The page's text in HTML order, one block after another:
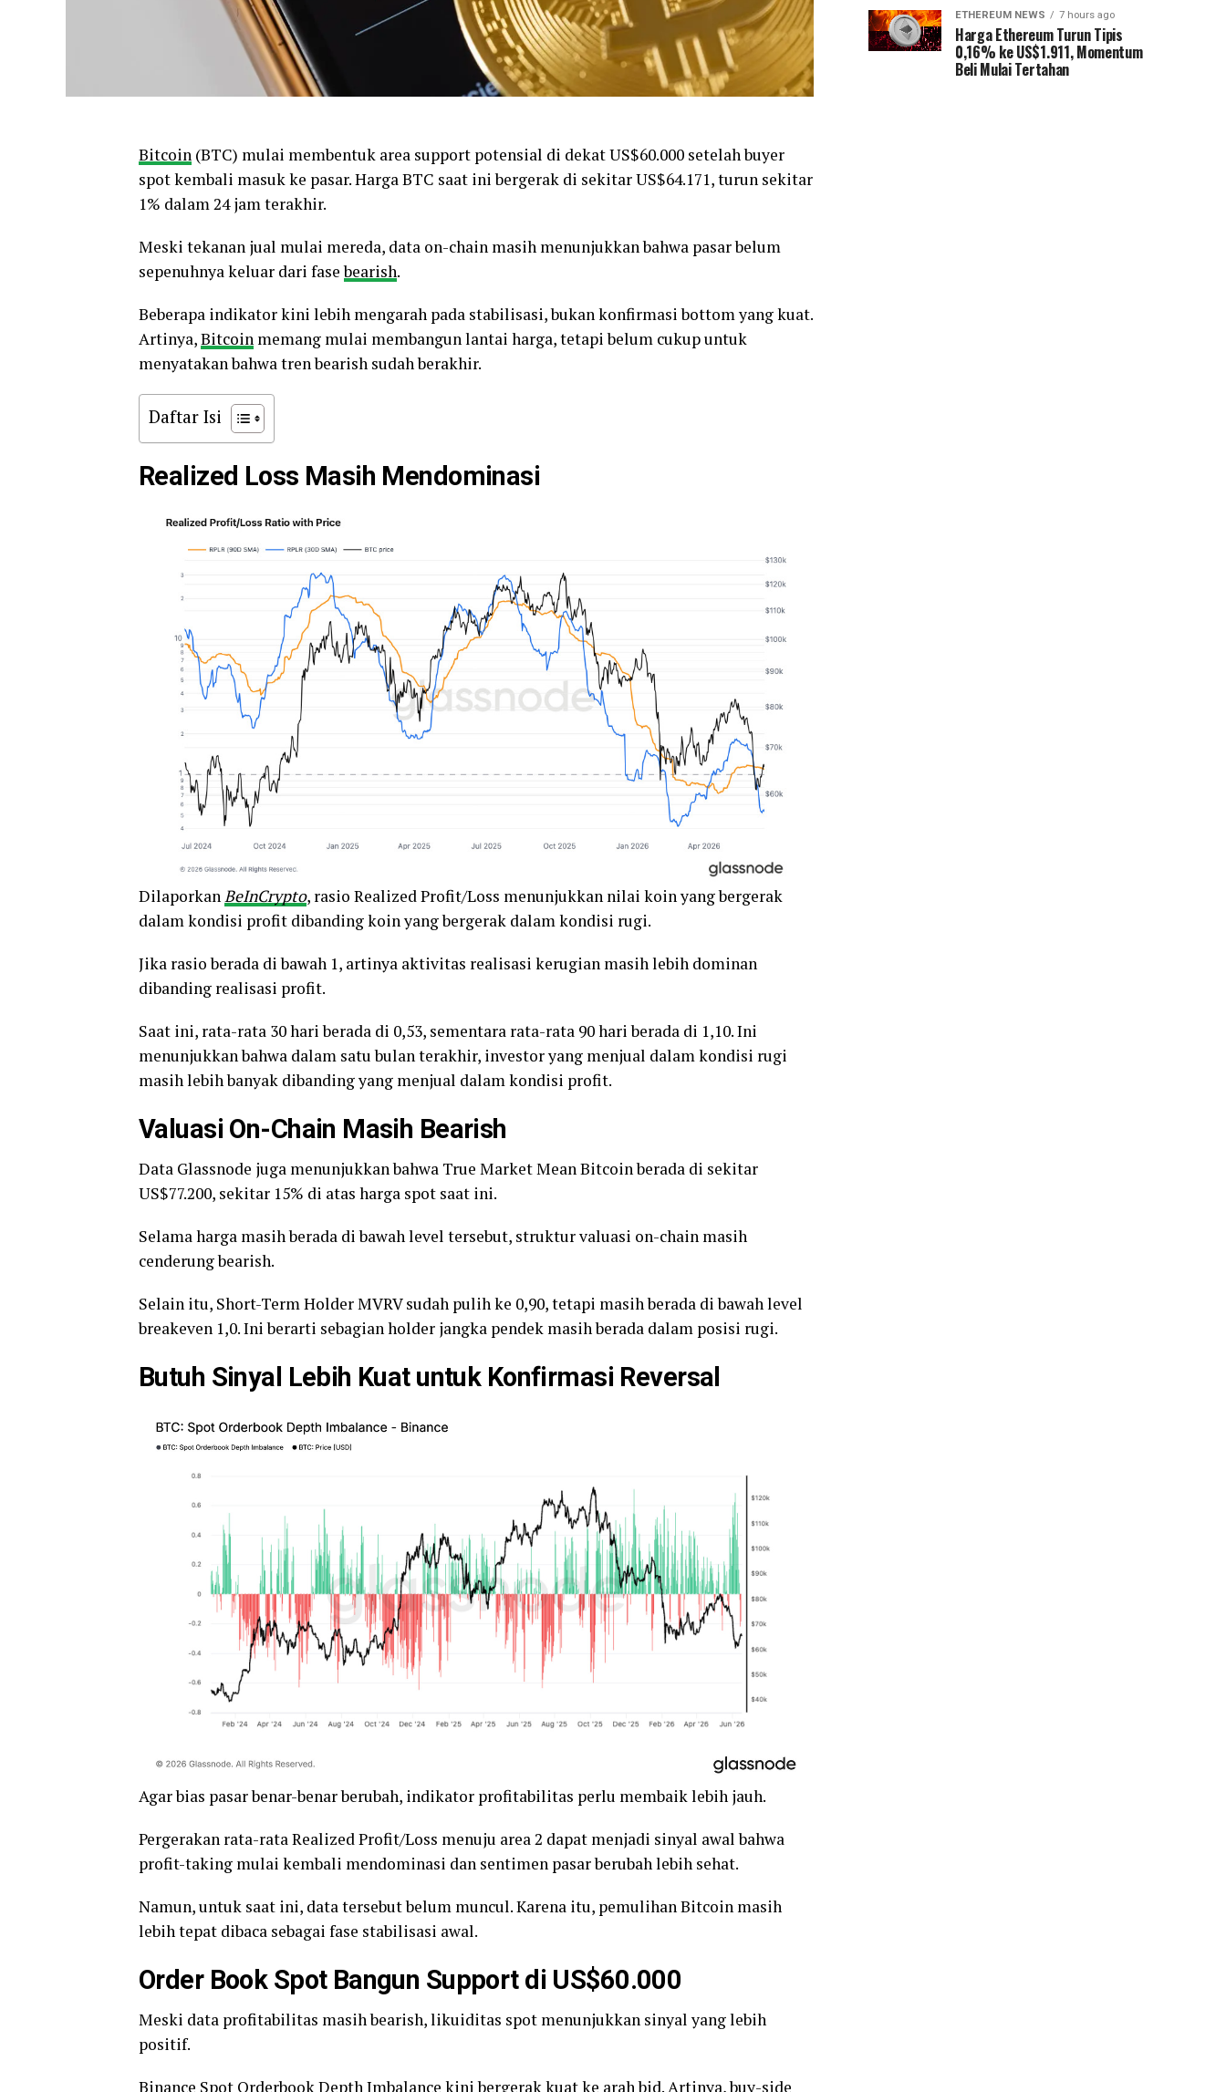
Bitcoin (BTC) mulai membentuk area support potensial di dekat US$60.000 setelah buyer
spot kembali masuk ke pasar. Harga BTC saat ini bergerak di sekitar US$64.171, turun sekitar
1% dalam 24 jam terakhir.
Meski tekanan jual mulai mereda, data on-chain masih menunjukkan bahwa pasar belum
sepenuhnya keluar dari fasebearish.
Beberapa indikator kini lebih mengarah pada stabilisasi, bukan konfirmasi bottom yang kuat.
Artinya,Bitcoin memang mulai membangun lantai harga, tetapi belum cukup untuk
menyatakan bahwa tren bearish sudah berakhir.
Daftar Isi
Realized Loss Masih Mendominasi
DilaporkanBeInCrypto, rasio Realized Profit/Loss menunjukkan nilai koin yang bergerak
dalam kondisi profit dibanding koin yang bergerak dalam kondisi rugi.
Jika rasio berada di bawah 1, artinya aktivitas realisasi kerugian masih lebih dominan
dibanding realisasi profit.
Saat ini, rata-rata 30 hari berada di 0,53, sementara rata-rata 90 hari berada di 1,10. Ini
menunjukkan bahwa dalam satu bulan terakhir, investor yang menjual dalam kondisi rugi
masih lebih banyak dibanding yang menjual dalam kondisi profit.
Valuasi On-Chain Masih Bearish
Data Glassnode juga menunjukkan bahwa True Market Mean Bitcoin berada di sekitar
US$77.200, sekitar 15% di atas harga spot saat ini.
Selama harga masih berada di bawah level tersebut, struktur valuasi on-chain masih
cenderung bearish.
Selain itu, Short-Term Holder MVRV sudah pulih ke 0,90, tetapi masih berada di bawah level
breakeven 1,0. Ini berarti sebagian holder jangka pendek masih berada dalam posisi rugi.
Butuh Sinyal Lebih Kuat untuk Konfirmasi Reversal
Agar bias pasar benar-benar berubah, indikator profitabilitas perlu membaik lebih jauh.
Pergerakan rata-rata Realized Profit/Loss menuju area 2 dapat menjadi sinyal awal bahwa
profit-taking mulai kembali mendominasi dan sentimen pasar berubah lebih sehat.
Namun, untuk saat ini, data tersebut belum muncul. Karena itu, pemulihan Bitcoin masih
lebih tepat dibaca sebagai fase stabilisasi awal.
Order BookSpot Bangun Support di US$60.000
Meski data profitabilitas masih bearish, likuiditas spot menunjukkan sinyal yang lebih
positif.
Binance Spot Orderbook Depth Imbalance kini bergerak kuat ke arahbid. Artinya, buy-side
ETHEREUM NEWS 7 hours ago
Harga Ethereum Turun Tipis
0,16% ke US$1.911, Momentum
Beli Mulai Tertahan